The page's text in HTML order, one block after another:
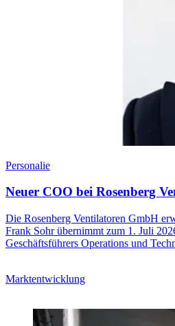
Personalie
Neuer COO bei Rosenberg
Die Rosenberg Ventilatoren GmbH
Frank Sohr übernimmt zum 1. Juli
Geschäftsführers Operations und
Marktentwicklung